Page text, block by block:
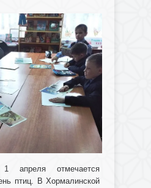
1 апреля отмечается
птиц. В Хормалинской